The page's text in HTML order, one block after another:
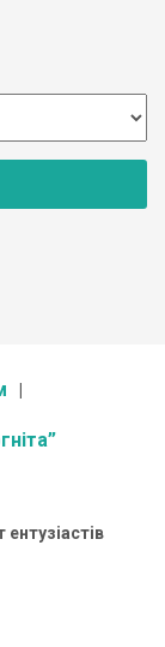
ентузіастів